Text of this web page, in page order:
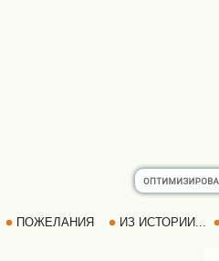
ПОЖЕЛАНИЯ ИЗ ИСТОРИИ...